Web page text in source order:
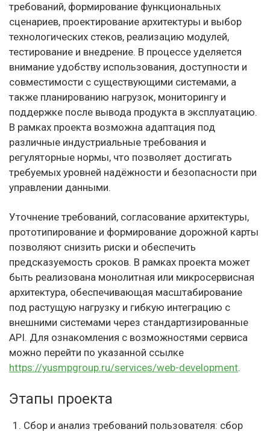
требований, формирование функциональных
сценариев, проектирование архитектуры и выбор
технологических стеков, реализацию модулей,
тестирование и внедрение. В процессе уделяется
внимание удобству использования, доступности и
совместимости с существующими системами, а
также планированию нагрузок, мониторингу и
поддержке после вывода продукта в эксплуатацию.
В рамках проекта возможна адаптация под
различные индустриальные требования и
регуляторные нормы, что позволяет достигать
требуемых уровней надёжности и безопасности при
управлении данными.
Уточнение требований, согласование архитектуры,
прототипирование и формирование дорожной карты
позволяют снизить риски и обеспечить
предсказуемость сроков. В рамках проекта может
быть реализована монолитная или микросервисная
архитектура, обеспечивающая масштабирование
под растущую нагрузку и гибкую интеграцию с
внешними системами через стандартизированные
API. Для ознакомления с возможностями сервиса
можно перейти по указанной ссылке
https://yusmpgroup.ru/services/web-development.
Этапы проекта
Сбор и анализ требований пользователя: сбор